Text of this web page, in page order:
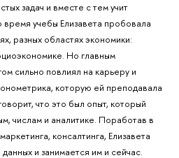
задач и вместе с тем учит
учебы Елизавета пробовала
разных областях экономики:
Но главным
сильно повлиял на карьеру и
которую ей преподавала
что это был опыт, который
числам и аналитике. Поработав в
консалтинга, Елизавета
и занимается им и сейчас.